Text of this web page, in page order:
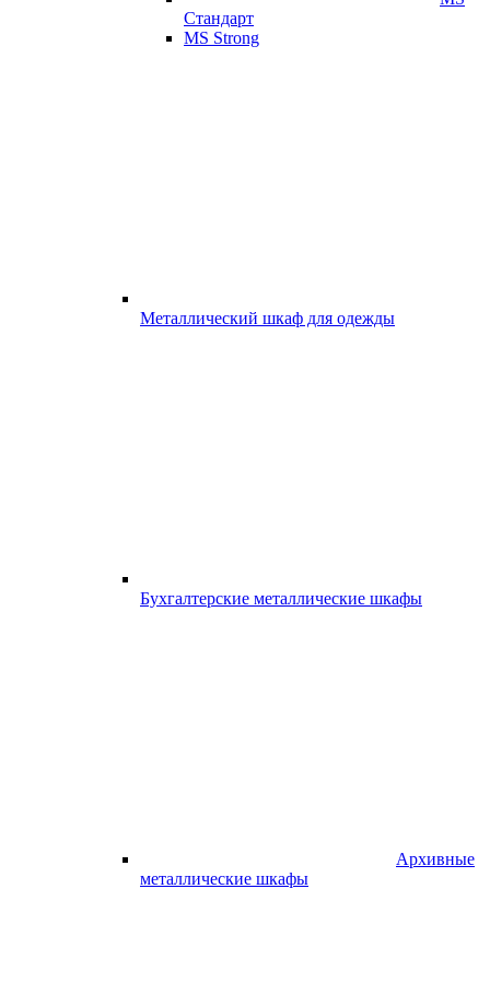
Стандарт
MS Strong
Металлический шкаф для одежды
Бухгалтерские металлические шкафы
Архивные
металлические шкафы